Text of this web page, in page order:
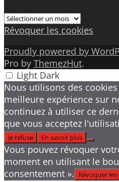
Archives
Révoquer les cookies
Proudly powered by
Pro by ThemezHut.
Light Dark
Nous utilisons des
meilleure expérience sur
continuez à utiliser ce
que vous acceptez
Je refuse
En savoir plus
Vous pouvez révoquer
moment en utilisant le
consentement ». Révoquer